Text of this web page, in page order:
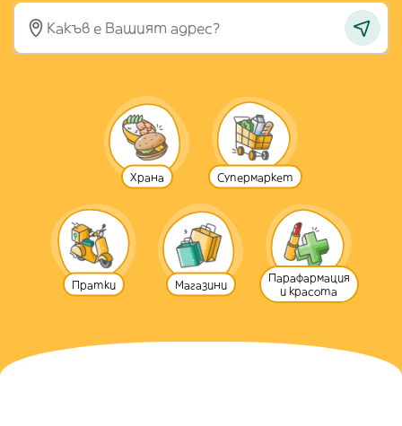
Храна Супермаркет
Пратки Магазини
Парафармация
и красота